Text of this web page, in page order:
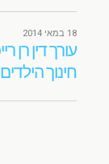
18 במאי 2014
עורך דין רן
חינוך